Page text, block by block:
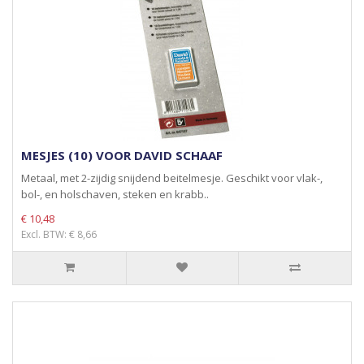
MESJES (10) VOOR DAVID SCHAAF
Metaal, met 2-zijdig snijdend beitelmesje. Geschikt voor vlak-,
bol-, en holschaven, steken en krabb..
€ 10,48
Excl. BTW: € 8,66